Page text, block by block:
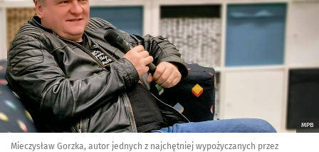
MPB
Mieczysław Gorzka, autor jednych z najchętniej wypożyczanych przez